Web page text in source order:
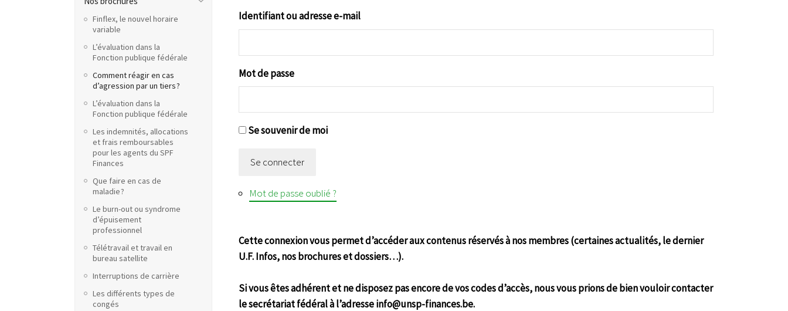
Identifiant ou adresse e-mail
Mot de passe
Se souvenir de moi
Se connecter
Mot de passe oublié ?
Cette connexion vous permet d’accéder aux contenus réservés à nos membres (certaines actualités, le dernier
U.F. Infos, nos brochures et dossiers…).
Si vous êtes adhérent et ne disposez pas encore de vos codes d’accès, nous vous prions de bien vouloir contacter
le secrétariat fédéral à l’adresse info@unsp-finances.be.
Finflex, le nouvel horaire
variable
L’évaluation dans la
Fonction publique fédérale
Comment réagir en cas
d’agression par un tiers ?
L’évaluation dans la
Fonction publique fédérale
Les indemnités, allocations
et frais remboursables
pour les agents du SPF
Finances
Que faire en cas de
maladie ?
Le burn-out ou syndrome
d’épuisement
professionnel
Télétravail et travail en
bureau satellite
Interruptions de carrière
Les différents types de
congés